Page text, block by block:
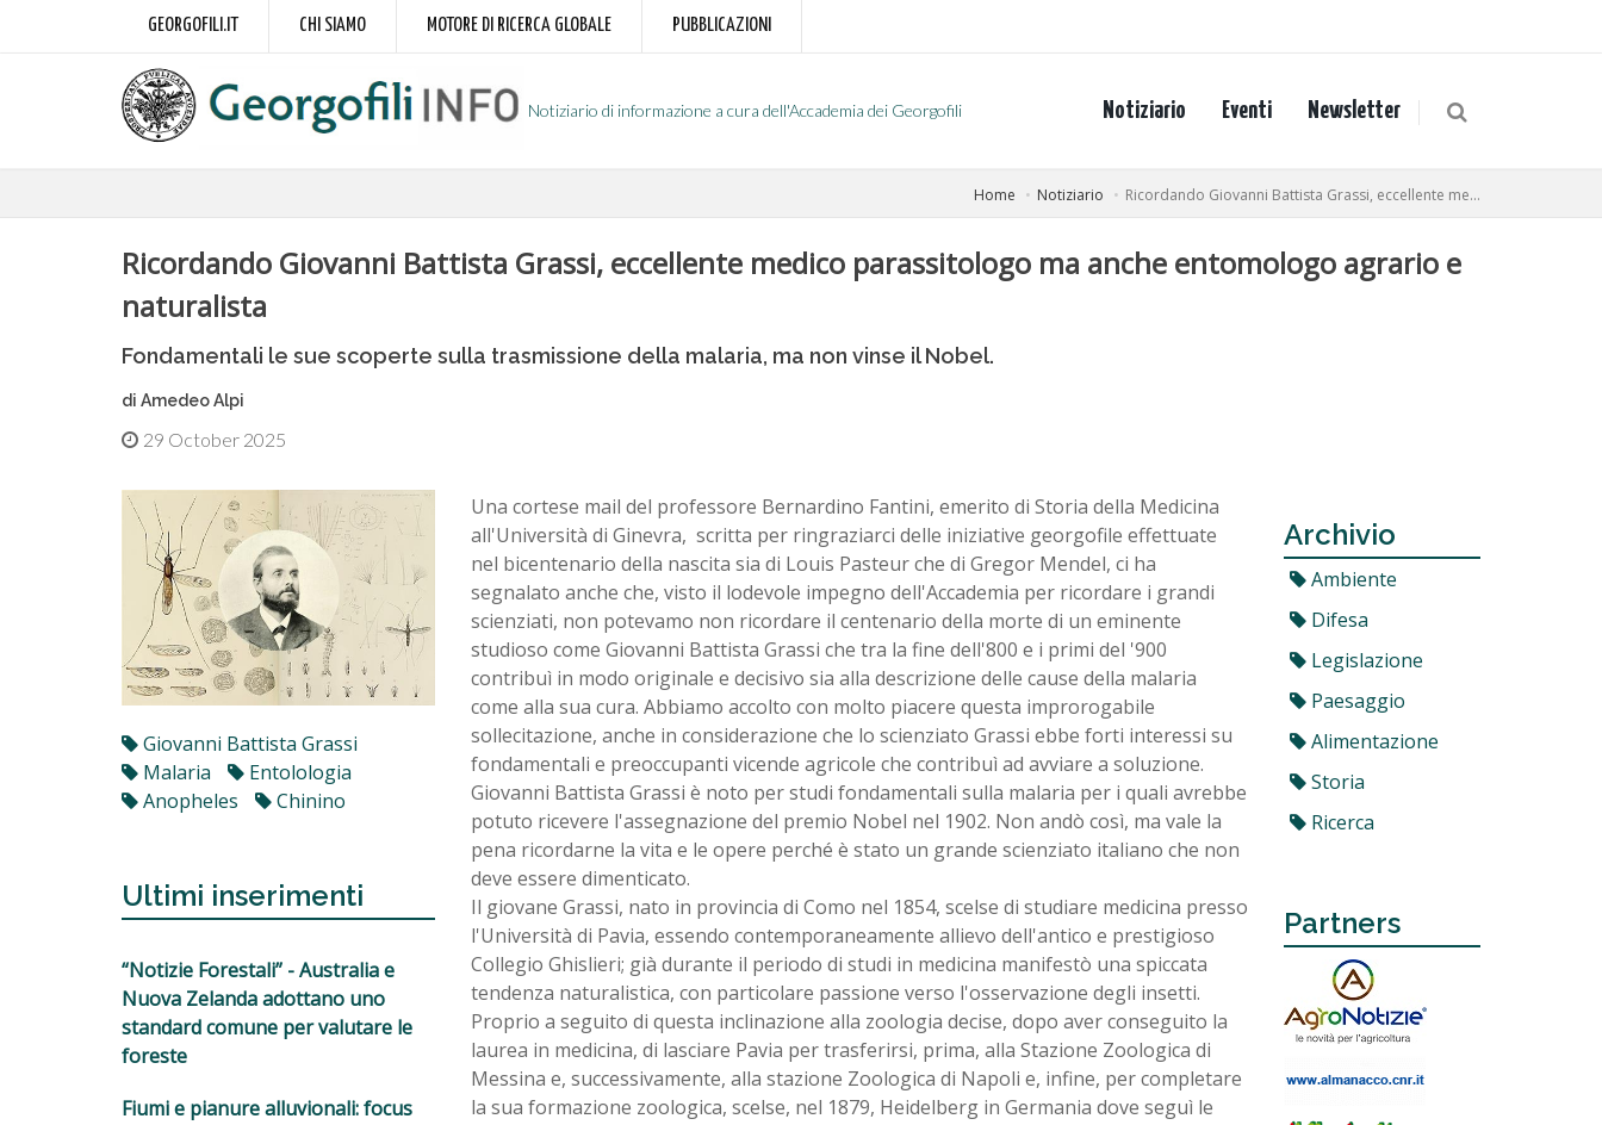
GEORGOFILI.IT CHI SIAMO MOTORE DI RICERCA GLOBALE PUBBLICAZIONI
Notiziario di informazione a cura dell'Accademia dei Georgofili Notiziario Eventi Newsletter
Home Notiziario Ricordando Giovanni Battista Grassi, eccellente me...
Ricordando Giovanni Battista Grassi, eccellente medico parassitologo ma anche entomologo agrario e
naturalista
Fondamentali le sue scoperte sulla trasmissione della malaria, ma non vinse il Nobel.
di Amedeo Alpi
29 October 2025
Giovanni Battista Grassi
Malaria
Entolologia
Anopheles
Chinino
Ultimi inserimenti
“Notizie Forestali” - Australia e
Nuova Zelanda adottano uno
standard comune per valutare le
foreste
Fiumi e pianure alluvionali: focus
Una cortese mail del professore Bernardino Fantini, emerito di Storia della Medicina
all'Università di Ginevra, scritta per ringraziarci delle iniziative georgofile effettuate
nel bicentenario della nascita sia di Louis Pasteur che di Gregor Mendel, ci ha
segnalato anche che, visto il lodevole impegno dell'Accademia per ricordare i grandi
scienziati, non potevamo non ricordare il centenario della morte di un eminente
studioso come Giovanni Battista Grassi che tra la fine dell'800 e i primi del '900
contribuì in modo originale e decisivo sia alla descrizione delle cause della malaria
come alla sua cura. Abbiamo accolto con molto piacere questa improrogabile
sollecitazione, anche in considerazione che lo scienziato Grassi ebbe forti interessi su
fondamentali e preoccupanti vicende agricole che contribuì ad avviare a soluzione.
Giovanni Battista Grassi è noto per studi fondamentali sulla malaria per i quali avrebbe
potuto ricevere l'assegnazione del premio Nobel nel 1902. Non andò così, ma vale la
pena ricordarne la vita e le opere perché è stato un grande scienziato italiano che non
deve essere dimenticato.
Il giovane Grassi, nato in provincia di Como nel 1854, scelse di studiare medicina presso
l'Università di Pavia, essendo contemporaneamente allievo dell'antico e prestigioso
Collegio Ghislieri; già durante il periodo di studi in medicina manifestò una spiccata
tendenza naturalistica, con particolare passione verso l'osservazione degli insetti.
Proprio a seguito di questa inclinazione alla zoologia decise, dopo aver conseguito la
laurea in medicina, di lasciare Pavia per trasferirsi, prima, alla Stazione Zoologica di
Messina e, successivamente, alla stazione Zoologica di Napoli e, infine, per completare
la sua formazione zoologica, scelse, nel 1879, Heidelberg in Germania dove seguì le
Archivio
Ambiente
Difesa
Legislazione
Paesaggio
Alimentazione
Storia
Ricerca
Partners